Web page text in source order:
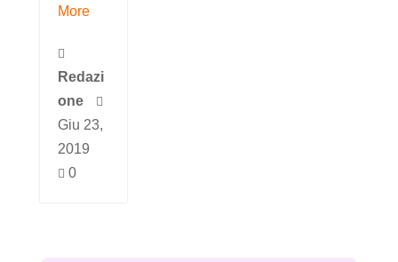
More

Redazi
one

Giu 23,
2019
 0